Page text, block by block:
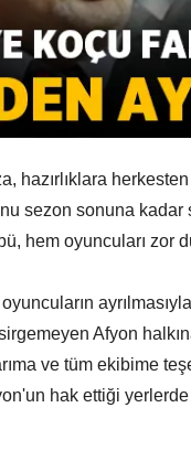
hazırlıklara
sezon sonuna
hem oyuncuları zor
Afyon
ve tüm ekibime
hak ettiği